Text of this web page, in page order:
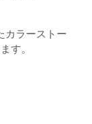
カラーストー
す。